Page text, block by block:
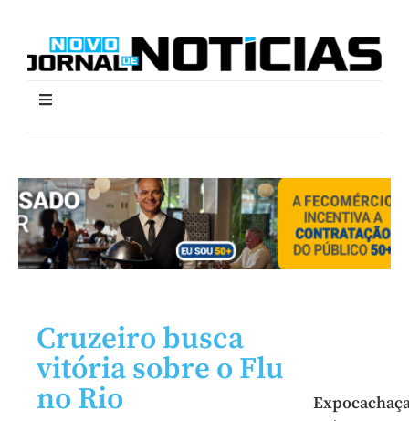
Cruzeiro busca
vitória sobre o Flu
no Rio